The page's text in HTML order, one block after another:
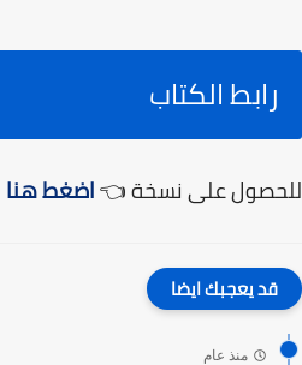
رابط الكتاب
للحصول على نسخة 👈اضغط هنا
قد يعجبك ايضا
منذ عام